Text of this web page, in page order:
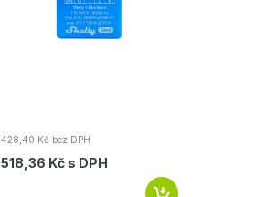
428,40 Kč bez DPH
518,36 Kč s DPH